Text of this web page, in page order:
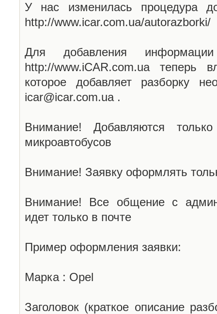
У нас изменилась процедура
http://www.icar.com.ua/autorazborki/
Для добавления
http://www.iCAR.com.ua теперь
которое добавляет разборку
icar@icar.com.ua .
Внимание! Добавляются
микроавтобусов
Внимание! Заявку оформлять
Внимание! Все общение с
идет только в почте
Пример оформления заявки:
Марка : Opel
Заголовок (краткое описание